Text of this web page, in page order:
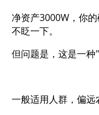
净资产3000W，你
不眨一下。
但问题是，这是一种
一般适用人群，偏远